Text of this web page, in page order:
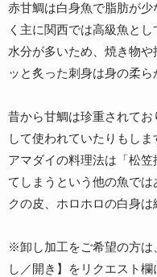
赤甘鯛は白身魚で脂肪が
く主に関西では高級魚とし
水分が多いため、焼き物
ッと炙った刺身は身の柔ら
昔から甘鯛は珍重されて
して使われていたりもしま
アマダイの料理法は「松
てしまうという他の魚で
クの皮、ホロホロの白身は
※卸し加工をご希望の方は
し／開き】をリクエスト欄